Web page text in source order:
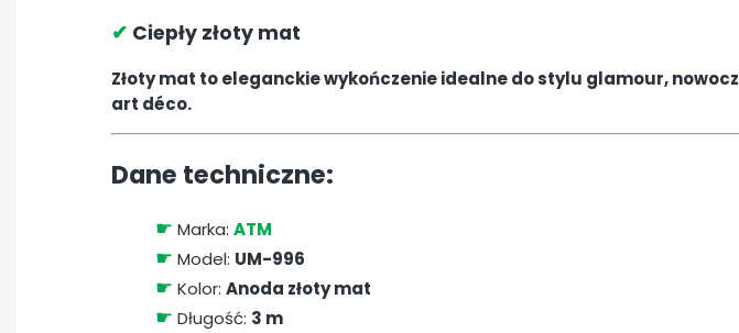
✔ Ciepły złoty mat
Złoty mat to eleganckie wykończenie idealne do stylu glamour,
art déco.
Dane techniczne:
☛ Marka: ATM
☛ Model: UM-996
☛ Kolor: Anoda złoty mat
☛ Długość: 3 m